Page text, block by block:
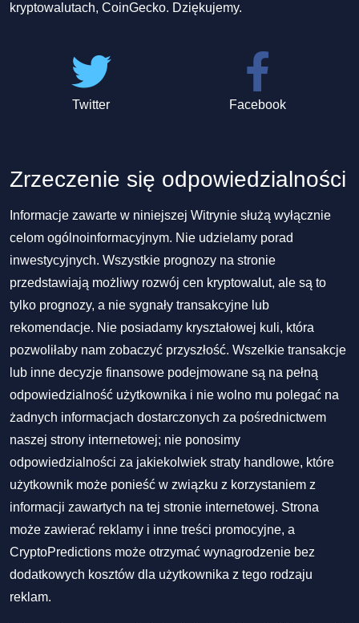
kryptowalutach, CoinGecko. Dziękujemy.
Twitter Facebook
Zrzeczenie się odpowiedzialności
Informacje zawarte w niniejszej Witrynie służą wyłącznie
celom ogólnoinformacyjnym. Nie udzielamy porad
inwestycyjnych. Wszystkie prognozy na stronie
przedstawiają możliwy rozwój cen kryptowalut, ale są to
tylko prognozy, a nie sygnały transakcyjne lub
rekomendacje. Nie posiadamy kryształowej kuli, która
pozwoliłaby nam zobaczyć przyszłość. Wszelkie transakcje
lub inne decyzje finansowe podejmowane są na pełną
odpowiedzialność użytkownika i nie wolno mu polegać na
żadnych informacjach dostarczonych za pośrednictwem
naszej strony internetowej; nie ponosimy
odpowiedzialności za jakiekolwiek straty handlowe, które
użytkownik może ponieść w związku z korzystaniem z
informacji zawartych na tej stronie internetowej. Strona
może zawierać reklamy i inne treści promocyjne, a
CryptoPredictions może otrzymać wynagrodzenie bez
dodatkowych kosztów dla użytkownika z tego rodzaju
reklam.